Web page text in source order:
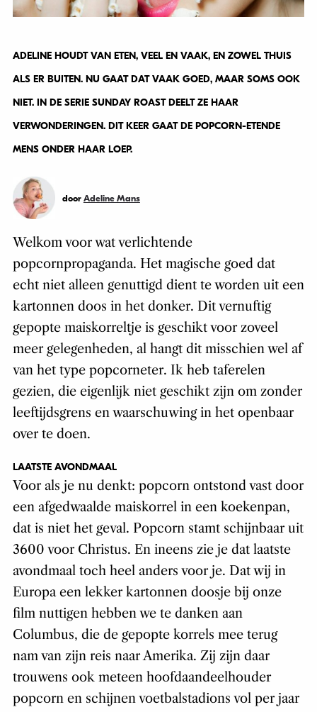
ADELINE HOUDT VAN ETEN, VEEL EN VAAK, EN ZOWEL THUIS
ALS ER BUITEN. NU GAAT DAT VAAK GOED, MAAR SOMS OOK
NIET. IN DE SERIE SUNDAY ROAST DEELT ZE HAAR
VERWONDERINGEN. DIT KEER GAAT DE POPCORN-ETENDE
MENS ONDER HAAR LOEP.
door Adeline Mans
Welkom voor wat verlichtende
popcornpropaganda. Het magische goed dat
echt niet alleen genuttigd dient te worden uit een
kartonnen doos in het donker. Dit vernuftig
gepopte maiskorreltje is geschikt voor zoveel
meer gelegenheden, al hangt dit misschien wel af
van het type popcorneter. Ik heb taferelen
gezien, die eigenlijk niet geschikt zijn om zonder
leeftijdsgrens en waarschuwing in het openbaar
over te doen.
LAATSTE AVONDMAAL
Voor als je nu denkt: popcorn ontstond vast door
een afgedwaalde maiskorrel in een koekenpan,
dat is niet het geval. Popcorn stamt schijnbaar uit
3600 voor Christus. En ineens zie je dat laatste
avondmaal toch heel anders voor je. Dat wij in
Europa een lekker kartonnen doosje bij onze
film nuttigen hebben we te danken aan
Columbus, die de gepopte korrels mee terug
nam van zijn reis naar Amerika. Zij zijn daar
trouwens ook meteen hoofdaandeelhouder
popcorn en schijnen voetbalstadions vol per jaar